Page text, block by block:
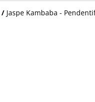
/ Jaspe Kambaba -